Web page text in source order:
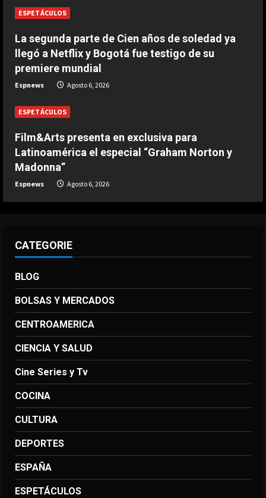
4
diciembre, pero quería escuchar a
mi cuerpo”
Agosto 6, 2026
5
del Al-Hilal
Agosto 6, 2026
ESPETÁCULOS
La segunda parte de Cien años de soledad ya
llegó a Netflix y Bogotá fue testigo de su
premiere mundial
Espnews Agosto 6, 2026
ESPETÁCULOS
Film&Arts presenta en exclusiva para
Latinoamérica el especial “Graham Norton y
Madonna”
Espnews Agosto 6, 2026
CATEGORIE
BLOG
BOLSAS Y MERCADOS
CENTROAMERICA
CIENCIA Y SALUD
Cine Series y Tv
COCINA
CULTURA
DEPORTES
ESPAÑA
ESPETÁCULOS